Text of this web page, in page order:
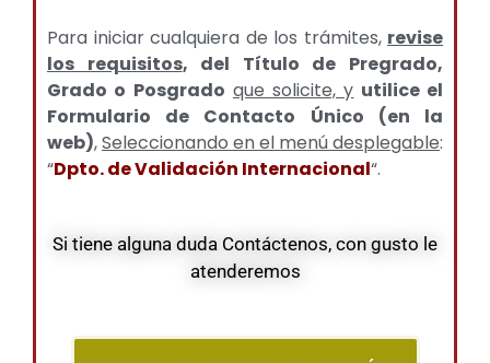
Para iniciar cualquiera de los trámites, revise
los requisitos, del Título de Pregrado,
Grado o Posgrado que solicite, y utilice el
Formulario de Contacto Único (en la
web),Seleccionando en el menú desplegable:
“Dpto. de Validación Internacional“.
Si tiene alguna duda Contáctenos, con gusto le
atenderemos